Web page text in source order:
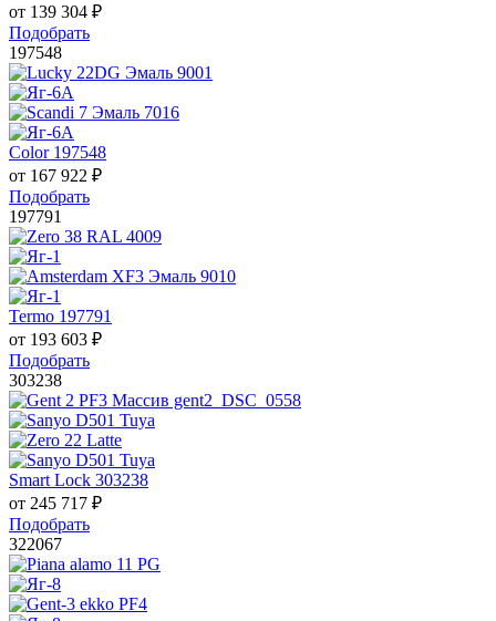
от 139 304 ₽
Подобрать
197548
Color 197548
от 167 922 ₽
Подобрать
197791
Termo 197791
от 193 603 ₽
Подобрать
303238
Smart Lock 303238
от 245 717 ₽
Подобрать
322067